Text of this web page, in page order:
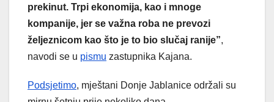
prekinut. Trpi ekonomija, kao i mnoge
kompanije, jer se važna roba ne prevozi
željeznicom kao što je to bio slučaj ranije”,
navodi se u pismu zastupnika Kajana.
Podsjetimo, mještani Donje Jablanice održali su